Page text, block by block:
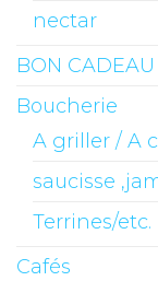
nectar
BON CADEAU
Boucherie
A griller / A
saucisse
Terrines/etc.
Cafés